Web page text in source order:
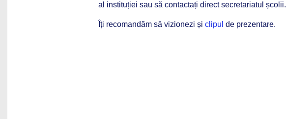
al instituției sau să contactați direct secretariatul școlii.
Îți recomandăm să vizionezi și clipul de prezentare.